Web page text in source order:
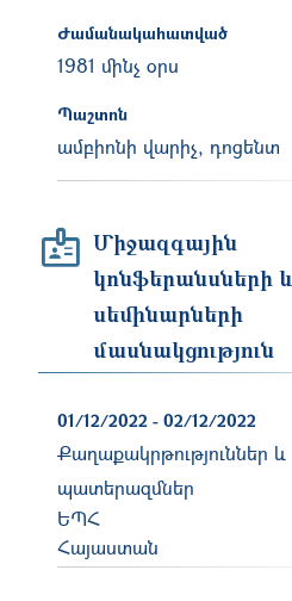
Ժամանակահատված
1981 մինչ օրս
Պաշտոն
ամբիոնի վարիչ, դոցենտ
Միջազգային
կոնֆերանսների և
սեմինարների
մասնակցություն
01/12/2022 - 02/12/2022
Քաղաքակրթություններ և
պատերազմներ
ԵՊՀ
Հայաստան